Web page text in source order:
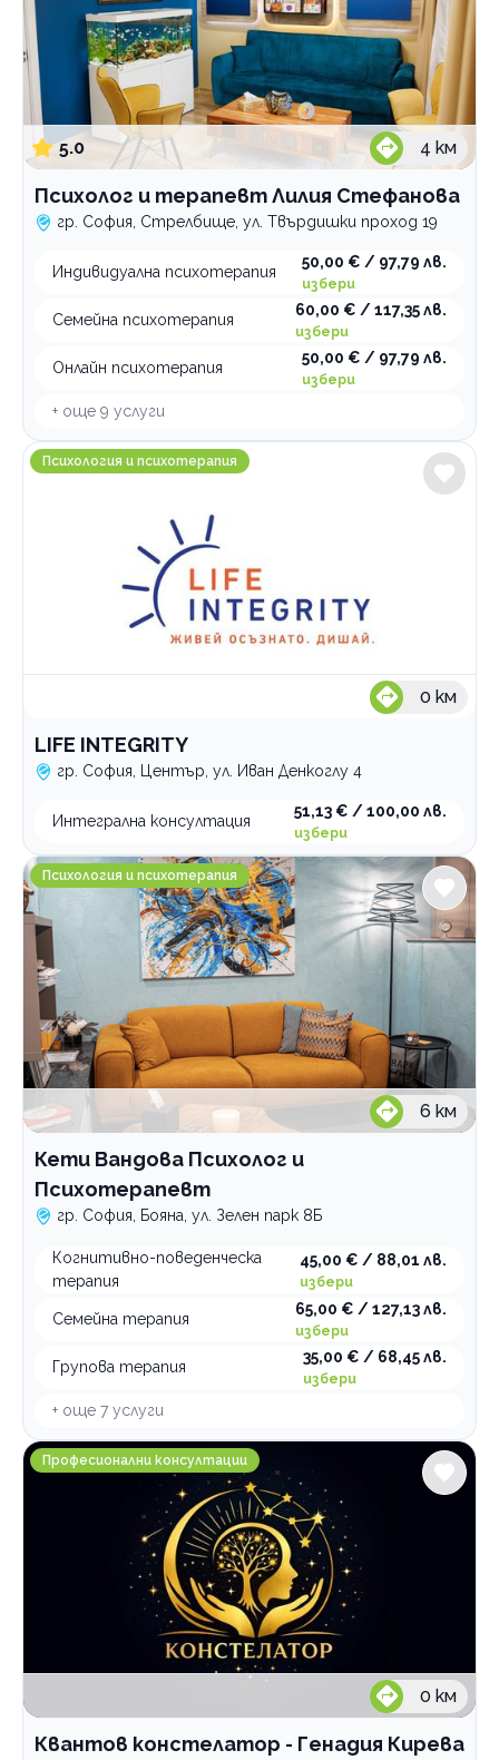
5.0 4 км
Психолог и терапевт Лилия Стефанова
гр. София, Стрелбище, ул. Твърдишки проход 19
Индивидуална психотерапия
50,00 € / 97,79 лв.
избери
Семейна психотерапия
60,00 € / 117,35 лв.
избери
Онлайн психотерапия
50,00 € / 97,79 лв.
избери
+ още 9 услуги
LIFE INTEGRITY
Психология и психотерапия
0 км
LIFE INTEGRITY
гр. София, Център, ул. Иван Денкоглу 4
Интегрална консултация
51,13 € / 100,00 лв.
избери
Кети Вандова Психолог и Психотерапевт
Психология и психотерапия
6 км
Кети Вандова Психолог и
Психотерапевт
гр. София, Бояна, ул. Зелен парк 8Б
Когнитивно-поведенческа
терапия
45,00 € / 88,01 лв.
избери
Семейна терапия
65,00 € / 127,13 лв.
избери
Групова терапия
35,00 € / 68,45 лв.
избери
+ още 7 услуги
Квантов констелатор - Генадия Кирева
Професионални консултации
0 км
Квантов констелатор - Генадия Кирева